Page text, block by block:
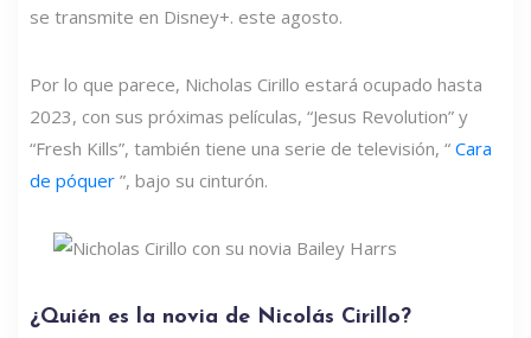
se transmite en Disney+. este agosto.
Por lo que parece, Nicholas Cirillo estará ocupado hasta
2023, con sus próximas películas, “Jesus Revolution” y
“Fresh Kills”, también tiene una serie de televisión, “ Cara
de póquer ”, bajo su cinturón.
¿Quién es la novia de Nicolás Cirillo?